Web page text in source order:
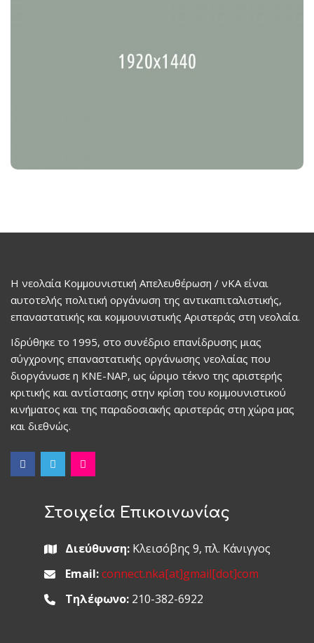
Senate
Η νεολαία Κομμουνιστική Απελευθέρωση / νΚΑ είναι
αυτοτελής πολιτική οργάνωση της αντικαπιταλιστικής,
επαναστατικής και κομμουνιστικής Αριστεράς στη νεολαία.
Ιδρύθηκε το 1995, στο συνέδριο επανίδρυσης μιας
σύγχρονης επαναστατικής οργάνωσης νεολαίας που
διοργάνωσε η ΚΝΕ-ΝΑΡ, ως ώριμο τέκνο της αριστερής
κριτικής και αντίστασης στην κρίση του κομμουνιστικού
κινήματος και της παραδοσιακής αριστεράς στη χώρα μας
και διεθνώς.
Στοιχεία Επικοινωνίας
Διεύθυνση:Κλεισόβης 9, πλ. Κάνιγγος
Email: connect.nka[at]gmail[dot]com
Τηλέφωνο:210-382-6922